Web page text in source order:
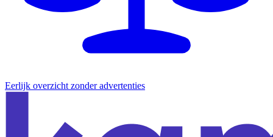
Eerlijk overzicht zonder advertenties